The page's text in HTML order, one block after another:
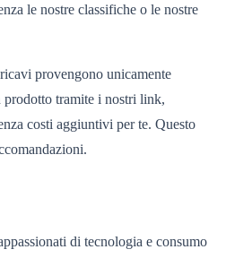
le nostre classifiche o le nostre
provengono unicamente
tramite i nostri link,
costi aggiuntivi per te. Questo
di tecnologia e consumo